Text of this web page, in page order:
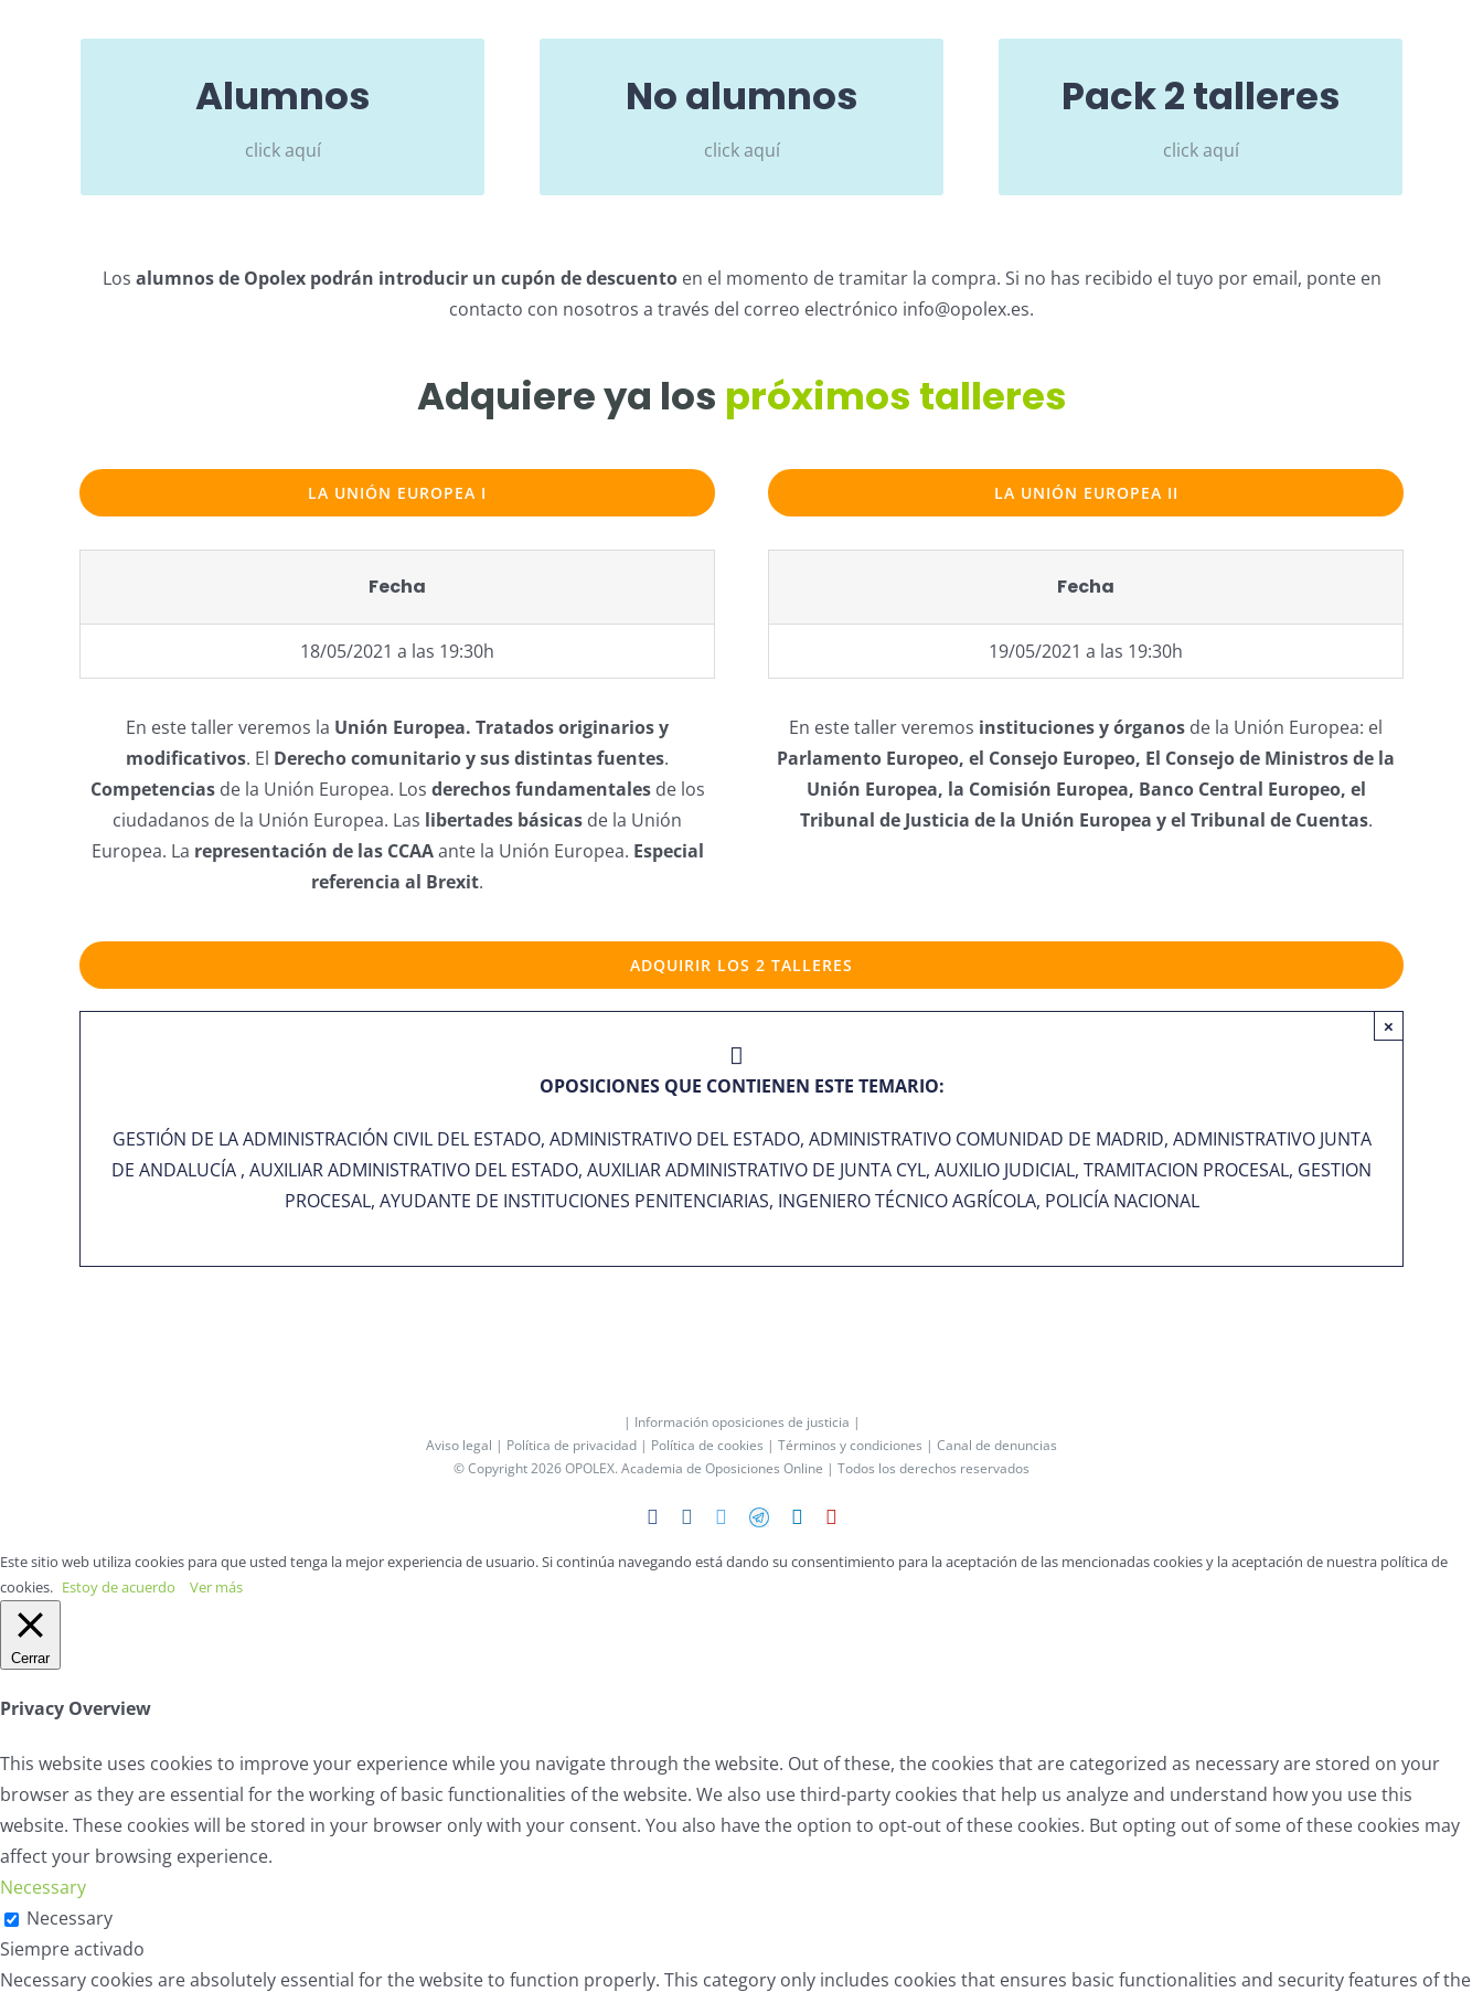
Alumnos
click aquí
PRECIO DE 1 TALLER PARA ALUMNOS
ACTUALES DE OPOLEX:
No alumnos
click aquí
PRECIO DE 1 TALLER PARA NO ALUMNOS DE
OPOLEX:
Pack 2 talleres
click aquí
PRECIO 2 TALLERES:
No alumnos 28€
Los alumnos de Opolex podrán introducir un cupón de descuentoen el momento de tramitar la compra. Si no has recibido el tuyo por email, ponte en
contacto con nosotros a través del correo electrónico info@opolex.es.
Adquiere ya los próximos talleres
LA UNIÓN EUROPEA I
Fecha
18/05/2021 a las 19:30h
En este taller veremos la Unión Europea. Tratados originarios y
modificativos. El Derecho comunitario y sus distintas fuentes.
Competenciasde la Unión Europea. Los derechos fundamentalesde los
ciudadanos de la Unión Europea. Las libertades básicas de la Unión
Europea. La representación de las CCAAante la Unión Europea. Especial
referencia al Brexit.
LA UNIÓN EUROPEA II
Fecha
19/05/2021 a las 19:30h
En este taller veremos instituciones y órganos de la Unión Europea: el
Parlamento Europeo, el Consejo Europeo, El Consejo de Ministros de la
Unión Europea, la Comisión Europea, Banco Central Europeo, el
Tribunal de Justicia de la Unión Europea y el Tribunal de Cuentas.
ADQUIRIR LOS 2 TALLERES
×
OPOSICIONES QUE CONTIENEN ESTE TEMARIO:
GESTIÓN DE LA ADMINISTRACIÓN CIVIL DEL ESTADO, ADMINISTRATIVO DEL ESTADO, ADMINISTRATIVO COMUNIDAD DE MADRID, ADMINISTRATIVO JUNTA
DE ANDALUCÍA , AUXILIAR ADMINISTRATIVO DEL ESTADO, AUXILIAR ADMINISTRATIVO DE JUNTA CYL, AUXILIO JUDICIAL, TRAMITACION PROCESAL, GESTION
PROCESAL, AYUDANTE DE INSTITUCIONES PENITENCIARIAS, INGENIERO TÉCNICO AGRÍCOLA, POLICÍA NACIONAL
| Información oposiciones de justicia |
Aviso legal | Política de privacidad | Política de cookies | Términos y condiciones | Canal de denuncias
© Copyright 2026 OPOLEX. Academia de Oposiciones Online | Todos los derechos reservados
FacebookInstagram
Twitter
TelegramLinkedIn
Este sitio web utiliza cookies para que usted tenga la mejor experiencia de usuario. Si continúa navegando está dando su consentimiento para la aceptación de las mencionadas cookies y la aceptación de nuestra política de
cookies. Estoy de acuerdo Ver más
Cerrar
Privacy Overview
This website uses cookies to improve your experience while you navigate through the website. Out of these, the cookies that are categorized as necessary are stored on your
browser as they are essential for the working of basic functionalities of the website. We also use third-party cookies that help us analyze and understand how you use this
website. These cookies will be stored in your browser only with your consent. You also have the option to opt-out of these cookies. But opting out of some of these cookies may
affect your browsing experience.
Necessary
Necessary
Siempre activado
Necessary cookies are absolutely essential for the website to function properly. This category only includes cookies that ensures basic functionalities and security features of the